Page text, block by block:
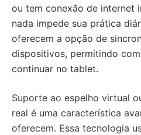
ou tem conexão de internet
nada impede sua prática
oferecem a opção de
dispositivos, permitindo
continuar no tablet.
Suporte ao espelho virtual
real é uma característica
oferecem. Essa tecnologia